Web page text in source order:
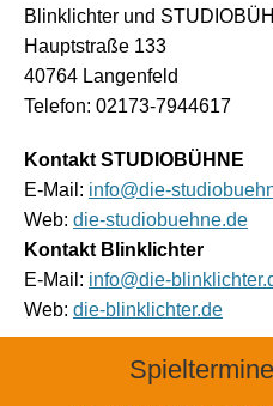
Blinklichter und
Hauptstraße 133
40764 Langenfeld
Telefon: 02173-7944617
Kontakt STUDIOBÜHNE
E-Mail: info@die-
Web: die-studiobuehne.de
Kontakt Blinklichter
E-Mail: info@die-
Web: die-blinklichter.de